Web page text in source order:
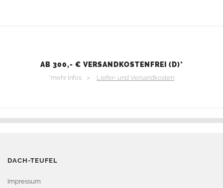
AB 300,- € VERSANDKOSTENFREI (D)*
*mehr Infos > Liefer- und Versandkosten
DACH-TEUFEL
Impressum